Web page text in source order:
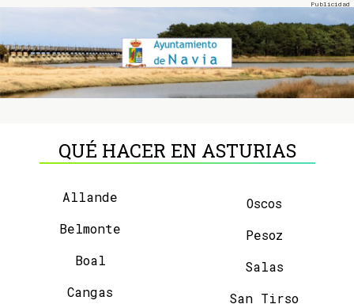
QUÉ HACER EN ASTURIAS
Allande
Belmonte
Boal
Cangas
Oscos
Pesoz
Salas
San Tirso